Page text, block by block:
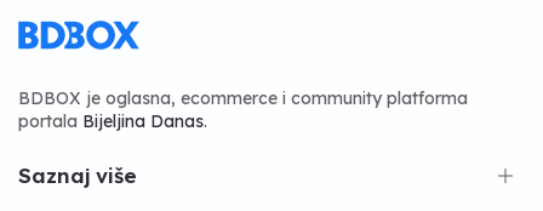
BDBOX je oglasna, ecommerce i community platforma
portala Bijeljina Danas.
Saznaj više